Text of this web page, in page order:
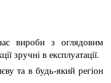
вироби з оглядовим
зручні в експлуатації.
та в будь-який регіон